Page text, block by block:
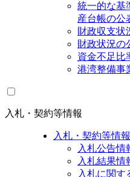
統一的な基
産台帳の公
財政収支状
財政状況の
資金不足比
港湾整備事
入札・契約等情報
入札・契約等情報
入札公告情
入札結果情
入札に関す